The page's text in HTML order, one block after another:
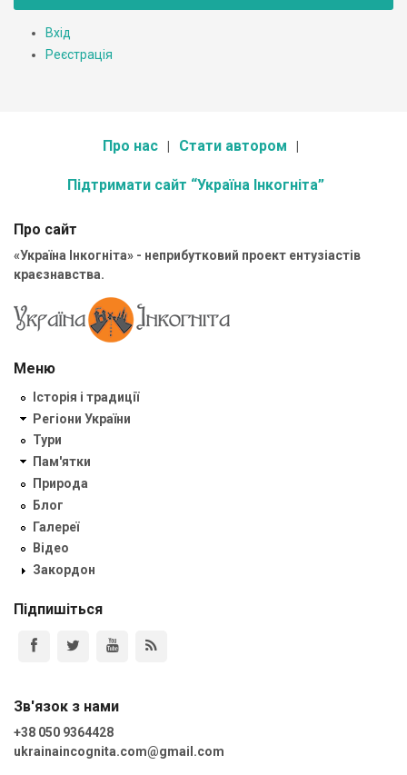
Вхід
Реєстрація
Про нас Стати автором
Підтримати сайт “Україна Інкогніта”
Про сайт
«Україна Інкогніта» - неприбутковий проект ентузіастів
краєзнавства.
Меню
Історія і традиції
Регіони України
Тури
Пам'ятки
Природа
Блог
Галереї
Відео
Закордон
Підпишіться
Зв'язок з нами
+38 050 9364428
ukrainaincognita.com@gmail.com